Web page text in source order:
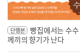
단행본
빵집에서는 수수
께끼의 향기가 난다